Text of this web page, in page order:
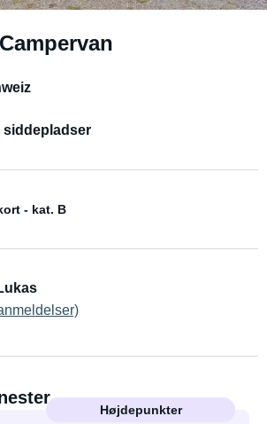
siddepladser
- kat. B
Højdepunkter